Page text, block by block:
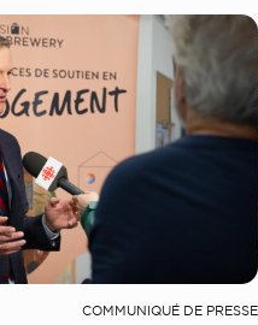
COMMUNIQUÉ DE PRESSE